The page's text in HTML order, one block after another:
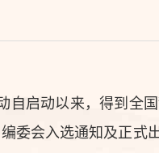
自启动以来，得到全
委会入选通知及正